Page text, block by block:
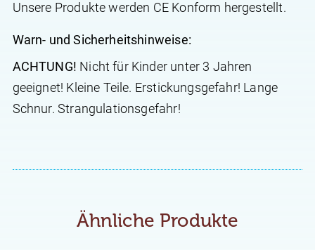
Unsere Produkte werden CE Konform hergestellt.
Warn- und Sicherheitshinweise:
ACHTUNG! Nicht für Kinder unter 3 Jahren
geeignet! Kleine Teile. Erstickungsgefahr! Lange
Schnur. Strangulationsgefahr!
Ähnliche Produkte